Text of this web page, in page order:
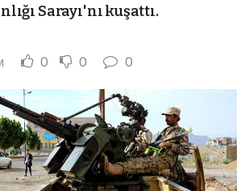
Sarayı'nı kuşattı.
0 0 0